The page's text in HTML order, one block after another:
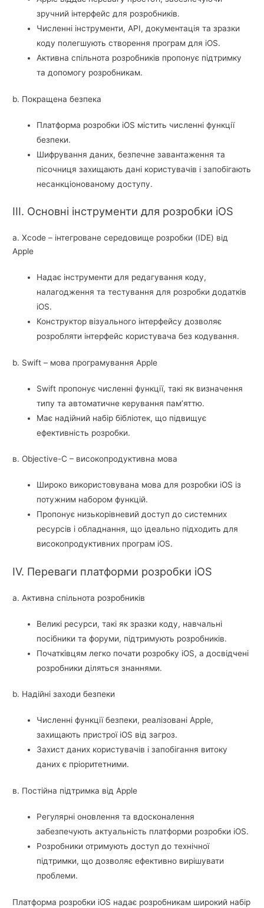
зручний інтерфейс для розробників.
Численні інструменти, API, документація та зразки
коду полегшують створення програм для iOS.
Активна спільнота розробників пропонує підтримку
та допомогу розробникам.
b. Покращена безпека
Платформа розробки iOS містить численні функції
безпеки.
Шифрування даних, безпечне завантаження та
пісочниця захищають дані користувачів і запобігають
несанкціонованому доступу.
III. Основні інструменти для розробки iOS
a. Xcode – інтегроване середовище розробки (IDE) від
Apple
Надає інструменти для редагування коду,
налагодження та тестування для розробки додатків
iOS.
Конструктор візуального інтерфейсу дозволяє
розробляти інтерфейс користувача без кодування.
b. Swift – мова програмування Apple
Swift пропонує численні функції, такі як визначення
типу та автоматичне керування пам’яттю.
Має надійний набір бібліотек, що підвищує
ефективність розробки.
в. Objective-C – високопродуктивна мова
Широко використовувана мова для розробки iOS із
потужним набором функцій.
Пропонує низькорівневий доступ до системних
ресурсів і обладнання, що ідеально підходить для
високопродуктивних програм iOS.
IV. Переваги платформи розробки iOS
a. Активна спільнота розробників
Великі ресурси, такі як зразки коду, навчальні
посібники та форуми, підтримують розробників.
Початківцям легко почати розробку iOS, а досвідчені
розробники діляться знаннями.
b. Надійні заходи безпеки
Численні функції безпеки, реалізовані Apple,
захищають пристрої iOS від загроз.
Захист даних користувачів і запобігання витоку
даних є пріоритетними.
в. Постійна підтримка від Apple
Регулярні оновлення та вдосконалення
забезпечують актуальність платформи розробки iOS.
Розробники отримують доступ до технічної
підтримки, що дозволяє ефективно вирішувати
проблеми.
Платформа розробки iOS надає розробникам широкий набір